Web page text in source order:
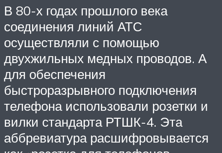
В 80-х годах прошлого века
соединения линий АТС
осуществляли с помощью
двухжильных медных проводов. А
для обеспечения
быстроразрывного подключения
телефона использовали розетки и
вилки стандарта РТШК-4. Эта
аббревиатура расшифровывается